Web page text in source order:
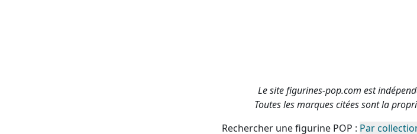
Le site figurines-pop.com est
Toutes les marques citées sont la
Rechercher une figurine POP : Par